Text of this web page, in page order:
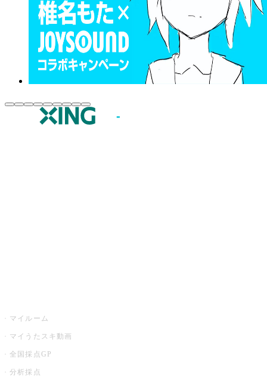
マイルーム
マイうたスキ動画
全国採点GP
分析採点